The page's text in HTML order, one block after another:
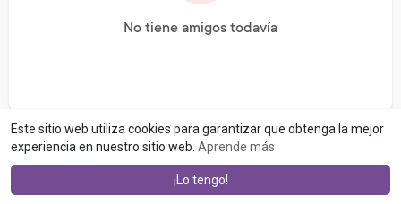
Este sitio web utiliza cookies para garantizar que obtenga la mejor
experiencia en nuestro sitio web. Aprende más
¡Lo tengo!
No tiene amigos todavía